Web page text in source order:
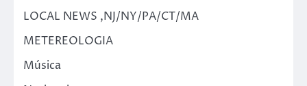
LOCAL NEWS ,NJ/NY/PA/CT/MA
METEREOLOGIA
Música